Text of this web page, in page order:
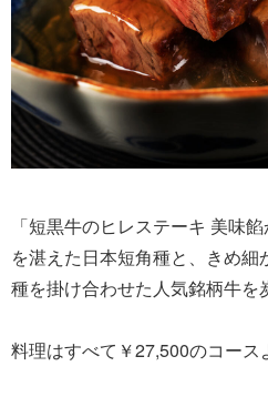
「短黒牛のヒレステーキ 美味
を湛えた日本短角種と、きめ
種を掛け合わせた人気銘柄牛を
料理はすべて￥27,500のコース